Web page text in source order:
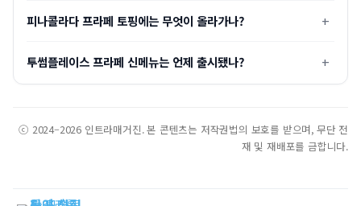
피나콜라다 프라페 토핑에는 무엇이 올라가나?
투썸플레이스 프라페 신메뉴는 언제 출시됐나?
ⓒ 2024–2026 인트라매거진. 본 콘텐츠는 저작권법의 보호를 받으며, 무단 전
재 및 재배포를 금합니다.